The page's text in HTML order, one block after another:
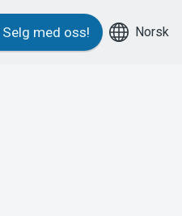
Selg med oss! Norsk